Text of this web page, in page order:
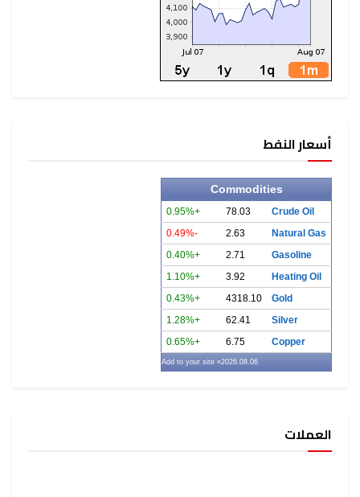
أسعار النفط
Commodities
Crude Oil
78.03
+0.95%
Natural Gas
2.63
-0.49%
Gasoline
2.71
+0.40%
Heating Oil
3.92
+1.10%
Gold
4318.10
+0.43%
Silver
62.41
+1.28%
Copper
6.75
+0.65%
2026.08.06
» Add to your site
العملات